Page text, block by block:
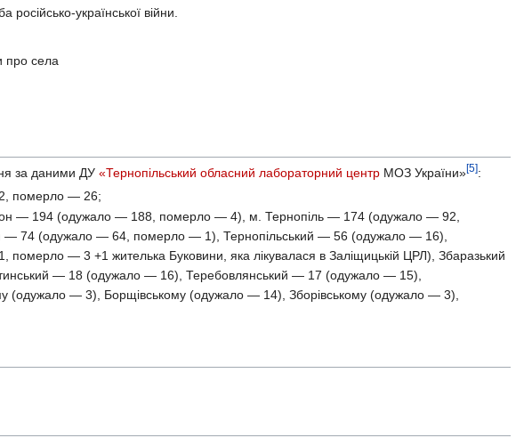
української війни.
про села
за даними ДУ«Тернопільський обласний лабораторний центр МОЗ України»[5]:
померло — 26;
— 194 (одужало — 188, померло — 4), м. Тернопіль — 174 (одужало — 92,
74 (одужало — 64, померло — 1), Тернопільський — 56 (одужало — 16),
— 3 +1 жителька Буковини, яка лікувалася в Заліщицькій ЦРЛ), Збаразький
— 18 (одужало — 16), Теребовлянський — 17 (одужало — 15),
(одужало — 3), Борщівському (одужало — 14), Зборівському (одужало — 3),